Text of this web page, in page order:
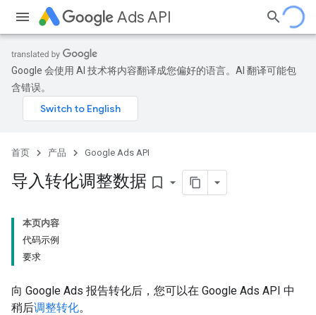
Ads API
Google 会使用 AI 技术将内容翻译成您偏好的语言。AI 翻译可能包
含错误。
首页 产品 Google Ads API
导入转化调整数据 bookmark_border
本页内容
代码示例
要求
向 Google Ads 报告转化后，您可以在 Google Ads API 中
稍后调整转化。